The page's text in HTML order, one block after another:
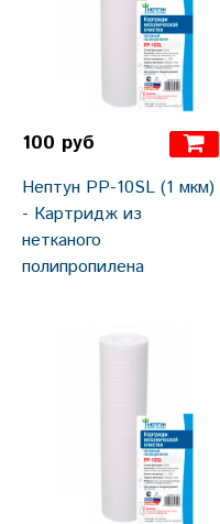
100 руб
Нептун PP-10SL (1 мкм)
- Картридж из
нетканого
полипропилена